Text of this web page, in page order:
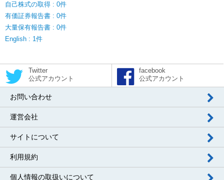
自己株式の取得 : 0件
有価証券報告書 : 0件
大量保有報告書 : 0件
English : 1件
Twitter
公式アカウント
facebook
公式アカウント
お問い合わせ
運営会社
サイトについて
利用規約
個人情報の取扱いについて